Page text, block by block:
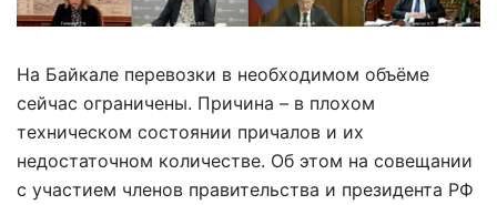
На Байкале перевозки в необходимом объёме
сейчас ограничены. Причина – в плохом
техническом состоянии причалов и их
недостаточном количестве. Об этом на совещании
с участием членов правительства и президента РФ